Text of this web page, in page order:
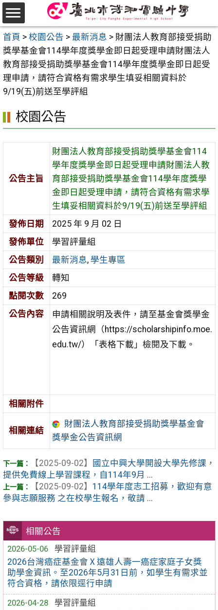
跳
至
主
要
內
容
區
首頁 > 校園公告 > 最新消息 > 財團法人教育部接受捐助
獎學基金會114學年度獎學金即日起受理申請財團法人
教育部接受捐助獎學基金會114學年度獎學金即日起受
理申請，請符合資格有需求學生填妥相關資料於
9/19(五)前送至學評組
相關公告
2026-05-06
學習評量組
2026台灣癌症基金會Ⅹ遠雄人壽一癌症家庭子女獎
助學金資訊。至2026年5月31日前，如學生有需求並
符合資格，請依限逕行申請
2026-04-28
學習評量組
校園公告
公告主旨
財團法人教育部接受捐助獎學基金會114
學年度獎學金即日起受理申請財團法人教
育部接受捐助獎學基金會114學年度獎學
金即日起受理申請，請符合資格有需求學
生填妥相關資料於9/19(五)前送至學評組
發佈日期
2025 年 9 月 02 日
發佈單位
學習評量組
公告類別
最新消息, 學生專區
公告等級
轉知
點閱次數
269
公告內容
申請相關說明及表件，請至基金會獎學金
公告資訊網（https://scholarshipinfo.moe.
edu.tw/）「表格下載」檢閱及下載。
相關附件
相關連結
財團法人教育部接受捐助獎學基金會
獎學金公告資訊網
【2025-09-02】
國立中興大學開設大學先修課，
提供免費線上學習課程，自114年9月 ...
【2025-09-02】 114學年度志工招募，歡迎有意
參與志願服務 之在校學生報名，敬請 ...
選
單